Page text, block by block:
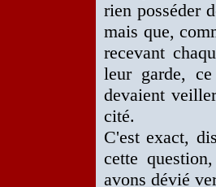
rien posséder
mais que,
recevant
leur garde,
devaient
cité.
C'est exact,
cette
avons dévié